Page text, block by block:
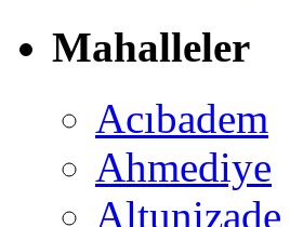
Mahalleler
Acıbadem
Ahmediye
Altunizade